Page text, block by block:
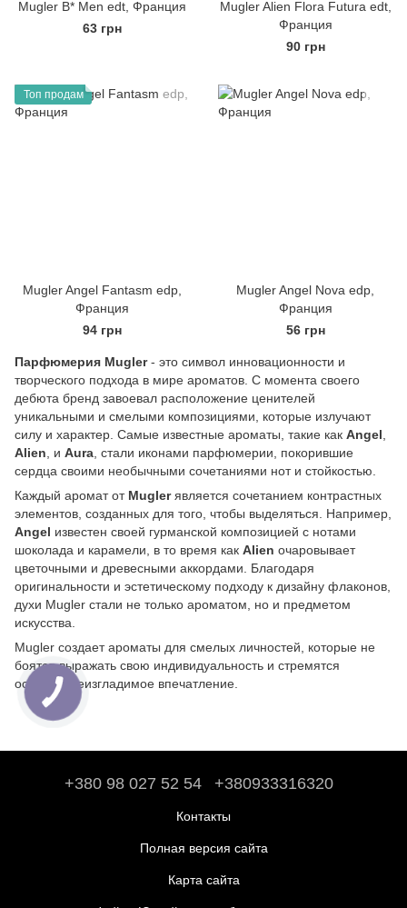
Mugler B* Men edt, Франция
63 грн
Mugler Alien Flora Futura edt,
Франция
90 грн
Топ продам
Mugler Angel Fantasm edp,
Франция
94 грн
Mugler Angel Nova edp,
Франция
56 грн
Парфюмерия Mugler- это символ инновационности и
творческого подхода в мире ароматов. С момента своего
дебюта бренд завоевал расположение ценителей
уникальными и смелыми композициями, которые излучают
силу и характер. Самые известные ароматы, такие как Angel
Alien , и Aura , стали иконами парфюмерии, покорившие
сердца своими необычными сочетаниями нот и стойкостью.
Каждый аромат от Muglerявляется сочетанием контрастных
элементов, созданных для того, чтобы выделяться. Например,
Angel известен своей гурманской композицией с нотами
шоколада и карамели, в то время как Alien очаровывает
цветочными и древесными аккордами. Благодаря
оригинальности и эстетическому подходу к дизайну флаконов,
духи Mugler стали не только ароматом, но и предметом
искусства.
Mugler создает ароматы для смелых личностей, которые не
боятся выражать свою индивидуальность и стремятся
оставить неизгладимое впечатление.
+380 98 027 52 54 +380933316320
Контакты
Полная версия сайта
Карта сайта